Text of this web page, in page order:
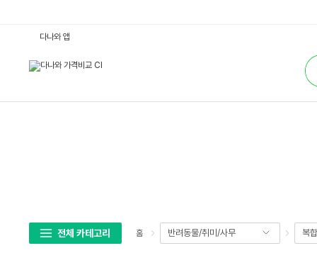
합
검
색
다나와 앱
전체 카테고리 홈 반려동물/취미/사무 복